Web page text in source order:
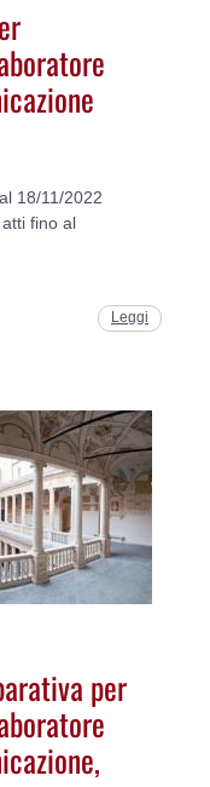
18/11/2022
fino al
Leggi
per